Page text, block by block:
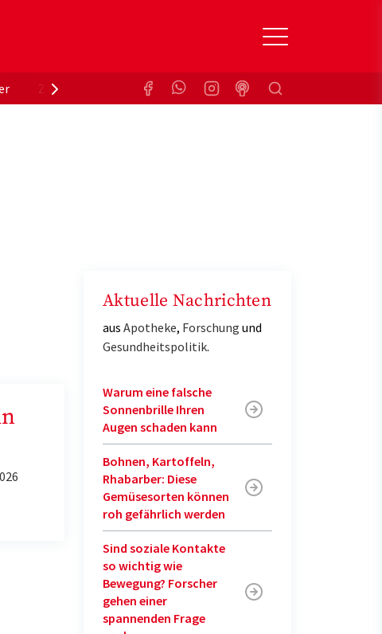
Zuzahlungsbefreiung KrankenkasseSuchen
Aktuelle Nachrichten
aus Apotheke, Forschung und
Gesundheitspolitik.
Warum eine falsche
Sonnenbrille Ihren
Augen schaden kann
Bohnen, Kartoffeln,
Rhabarber: Diese
Gemüsesorten können
roh gefährlich werden
Sind soziale Kontakte
so wichtig wie
Bewegung? Forscher
gehen einer
spannenden Frage